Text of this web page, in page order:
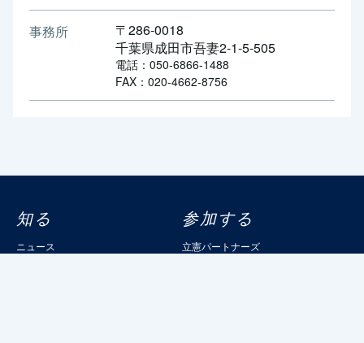
事務所
〒286-0018
千葉県成田市吾妻2-1-5-505
電話：050-6866-1488
FAX：020-4662-8756
知る
ニュース
参加する
立憲パートナーズ